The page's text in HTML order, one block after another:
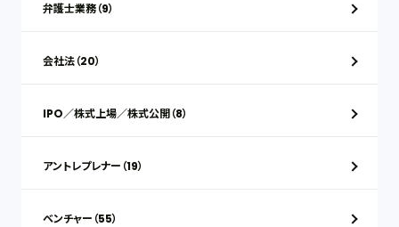
弁護士業務（9）
会社法（20）
IPO／株式上場／株式公開（8）
アントレプレナー（19）
ベンチャー（55）